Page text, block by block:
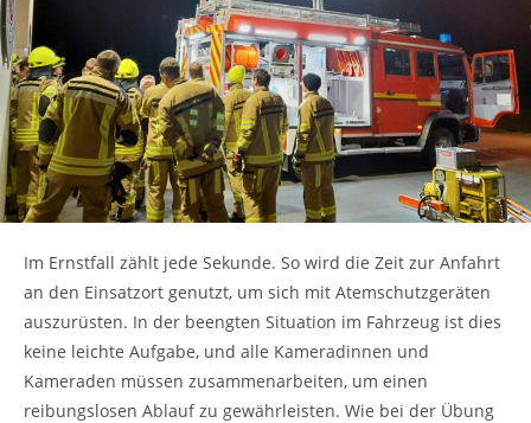
Im Ernstfall zählt jede Sekunde. So wird die Zeit zur Anfahrt
an den Einsatzort genutzt, um sich mit Atemschutzgeräten
auszurüsten. In der beengten Situation im Fahrzeug ist dies
keine leichte Aufgabe, und alle Kameradinnen und
Kameraden müssen zusammenarbeiten, um einen
reibungslosen Ablauf zu gewährleisten. Wie bei der Übung